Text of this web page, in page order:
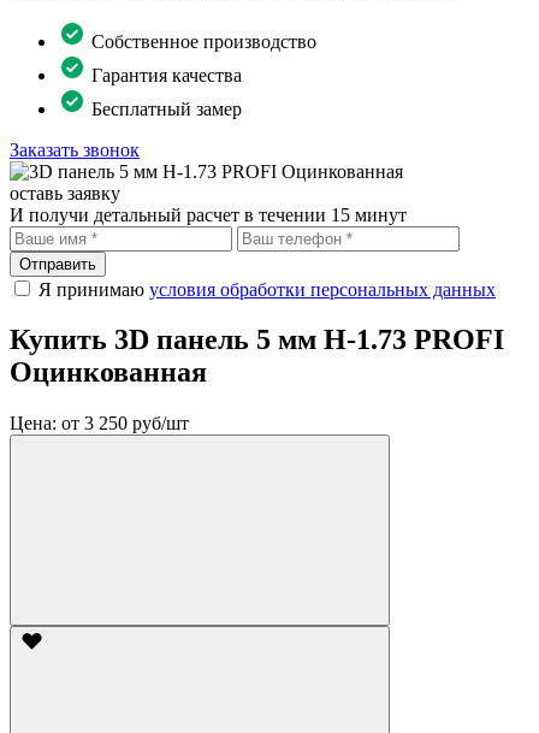
Собственное производство
Гарантия качества
Бесплатный замер
Заказать звонок
оставь заявку
И получи детальный расчет в течении 15 минут
Отправить
Я принимаю условия обработки персональных данных
Купить 3D панель 5 мм Н-1.73 PROFI
Оцинкованная
Цена: от 3 250 руб/шт